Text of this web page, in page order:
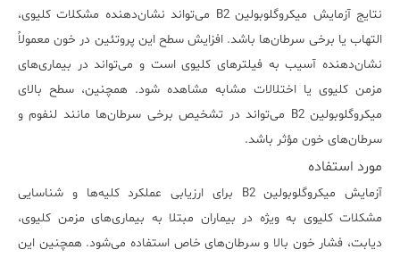
نتایج آزمایش میکروگلوبولین B2 می‌تواند نشان‌دهنده مشکلات کلیوی،
التهاب یا برخی سرطان‌ها باشد. افزایش سطح این پروتئین در خون معمولاً
نشان‌دهنده آسیب به فیلترهای کلیوی است و می‌تواند در بیماری‌های
مزمن کلیوی یا اختلالات مشابه مشاهده شود. همچنین، سطح بالای
میکروگلوبولین B2 می‌تواند در تشخیص برخی سرطان‌ها مانند لنفوم و
سرطان‌های خون مؤثر باشد.
مورد استفاده
آزمایش میکروگلوبولین B2 برای ارزیابی عملکرد کلیه‌ها و شناسایی
مشکلات کلیوی به ویژه در بیماران مبتلا به بیماری‌های مزمن کلیوی،
دیابت، فشار خون بالا و سرطان‌های خاص استفاده می‌شود. همچنین این